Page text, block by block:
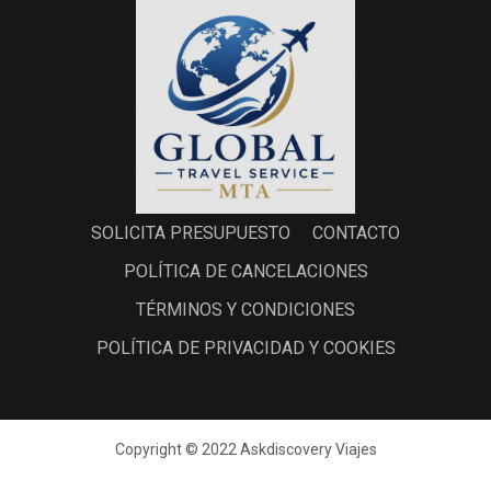
SOLICITA PRESUPUESTO
CONTACTO
POLÍTICA DE CANCELACIONES
TÉRMINOS Y CONDICIONES
POLÍTICA DE PRIVACIDAD Y COOKIES
Copyright © 2022 Askdiscovery Viajes